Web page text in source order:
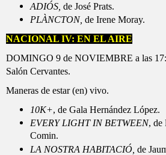
ADIÓS, de José Prats.
PLÀNCTON, de Irene Moray.
NACIONAL IV: EN EL AIRE
DOMINGO 9 de NOVIEMBRE a las
Salón Cervantes.
Maneras de estar (en) vivo.
10K+, de Gala Hernández López.
EVERY LIGHT IN BETWEEN, de
Comin.
LA NOSTRA HABITACIÓ, de